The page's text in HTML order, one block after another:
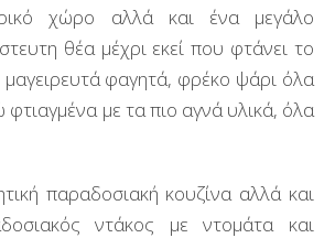
χώρο αλλά και ένα μεγάλο
θέα μέχρι εκεί που φτάνει το
μαγειρευτά φαγητά, φρέκο ψάρι όλα
φτιαγμένα με τα πιο αγνά υλικά, όλα
παραδοσιακή κουζίνα αλλά και
ντάκος με ντομάτα και